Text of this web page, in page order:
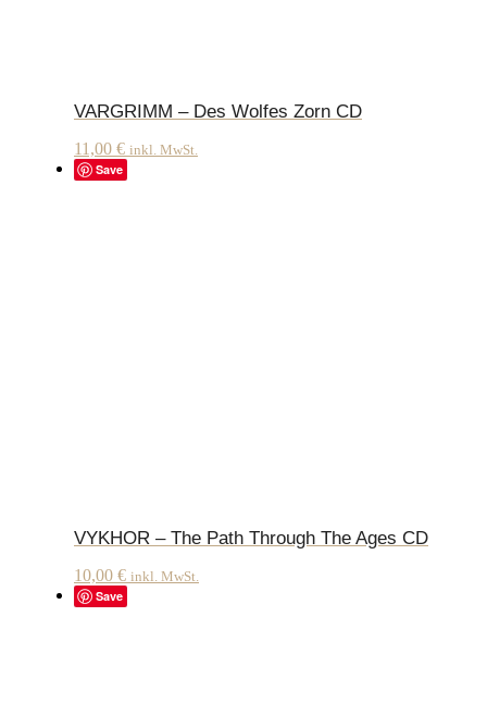
VARGRIMM – Des Wolfes Zorn CD
11,00 € inkl. MwSt.
Save
VYKHOR – The Path Through The Ages CD
10,00 € inkl. MwSt.
Save